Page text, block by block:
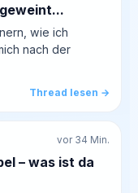
wie ich
nach der
Thread lesen →
vor 34 Min.
– was ist da